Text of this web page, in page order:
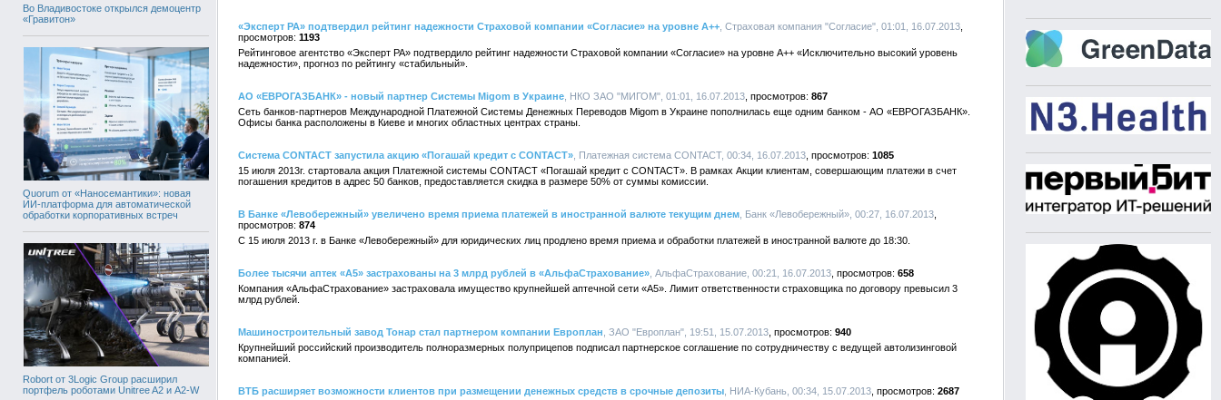
Во Владивостоке открылся демоцентр
«Гравитон»
Quorum от «Наносемантики»: новая
ИИ-платформа для автоматической
обработки корпоративных встреч
Robort от 3Logic Group расширил
портфель роботами Unitree A2 и A2-W
«Эксперт РА» подтвердил рейтинг надежности Страховой компании «Согласие» на уровне А++ , Страховая компания "Согласие", 01:01, 16.07.2013
1193
Рейтинговое агентство «Эксперт РА» подтвердило рейтинг надежности Cтраховой компании «Согласие» на уровне А++ «Исключительно высокий уровень
надежности», прогноз по рейтингу «стабильный».
АО «ЕВРОГАЗБАНК» - новый партнер Системы Migom в Украине , НКО ЗАО "МИГОМ", 01:01, 16.07.2013
867
Сеть банков-партнеров Международной Платежной Системы Денежных Переводов Migom в Украине пополнилась еще одним банком - АО «ЕВРОГАЗБАНК».
Офисы банка расположены в Киеве и многих областных центрах страны.
Система CONTACT запустила акцию «Погашай кредит с CONTACT» , Платежная система CONTACT, 00:34, 16.07.2013
1085
15 июля 2013г. стартовала акция Платежной системы CONTACT «Погашай кредит с CONTACT». В рамках Акции клиентам, совершающим платежи в счет
погашения кредитов в адрес 50 банков, предоставляется скидка в размере 50% от суммы комиссии.
В Банке «Левобережный» увеличено время приема платежей в иностранной валюте текущим днем , Банк «Левобережный», 00:27, 16.07.2013
874
C 15 июля 2013 г. в Банке «Левобережный» для юридических лиц продлено время приема и обработки платежей в иностранной валюте до 18:30.
Более тысячи аптек «А5» застрахованы на 3 млрд рублей в «АльфаСтрахование» , АльфаСтрахование, 00:21, 16.07.2013
658
Компания «АльфаСтрахование» застраховала имущество крупнейшей аптечной сети «А5». Лимит ответственности страховщика по договору превысил 3
млрд рублей.
Машиностроительный завод Тонар стал партнером компании Европлан , ЗАО "Европлан", 19:51, 15.07.2013
940
Крупнейший российский производитель полноразмерных полуприцепов подписал партнерское соглашение по сотрудничеству с ведущей автолизинговой
компанией.
ВТБ расширяет возможности клиентов при размещении денежных средств в срочные депозиты , НИА-Кубань, 00:34, 15.07.2013
2687